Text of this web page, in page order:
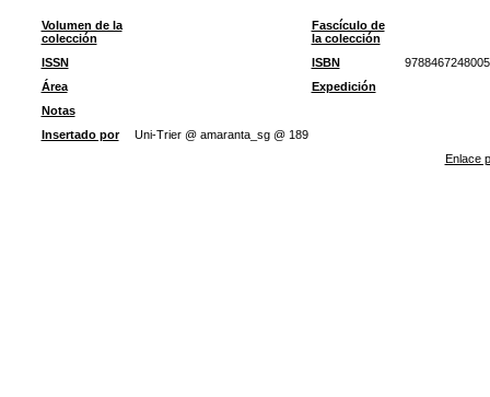
Volumen de la
colección
Fascículo de
la colección
ISSN
ISBN
9788467248005
Área
Expedición
Notas
Insertado por
Uni-Trier @ amaranta_sg @ 189
Enlace